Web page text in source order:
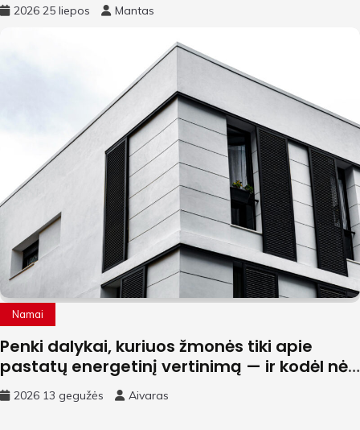
2026 25 liepos Mantas
Namai
Penki dalykai, kuriuos žmonės tiki apie
pastatų energetinį vertinimą — ir kodėl nė
vienas iš jų nėra tiesa
2026 13 gegužės Aivaras